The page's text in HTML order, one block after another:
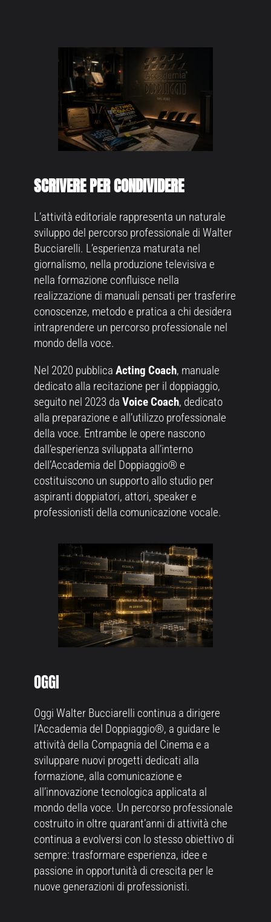
SCRIVERE PER CONDIVIDERE
L’attività editoriale rappresenta un naturale
sviluppo del percorso professionale di Walter
Bucciarelli. L’esperienza maturata nel
giornalismo, nella produzione televisiva e
nella formazione confluisce nella
realizzazione di manuali pensati per trasferire
conoscenze, metodo e pratica a chi desidera
intraprendere un percorso professionale nel
mondo della voce.
Nel 2020 pubblica Acting Coach, manuale
dedicato alla recitazione per il doppiaggio,
seguito nel 2023 da Voice Coach, dedicato
alla preparazione e all’utilizzo professionale
della voce. Entrambe le opere nascono
dall’esperienza sviluppata all’interno
dell’Accademia del Doppiaggio® e
costituiscono un supporto allo studio per
aspiranti doppiatori, attori, speaker e
professionisti della comunicazione vocale.
OGGI
Oggi Walter Bucciarelli continua a dirigere
l’Accademia del Doppiaggio®, a guidare le
attività della Compagnia del Cinema e a
sviluppare nuovi progetti dedicati alla
formazione, alla comunicazione e
all’innovazione tecnologica applicata al
mondo della voce. Un percorso professionale
costruito in oltre quarant’anni di attività che
continua a evolversi con lo stesso obiettivo di
sempre: trasformare esperienza, idee e
passione in opportunità di crescita per le
nuove generazioni di professionisti.